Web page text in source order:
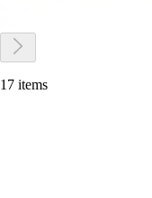
17 items